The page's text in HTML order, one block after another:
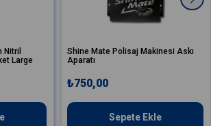
Nitril
Large
Shine Mate Polisaj Makinesi Askı
Aparatı
₺750,00
Sepete Ekle